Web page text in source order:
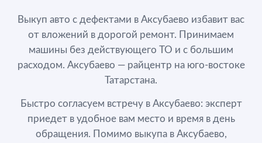
Выкуп авто с дефектами в Аксубаево избавит вас
от вложений в дорогой ремонт. Принимаем
машины без действующего ТО и с большим
расходом. Аксубаево — райцентр на юго-востоке
Татарстана.
Быстро согласуем встречу в Аксубаево: эксперт
приедет в удобное вам место и время в день
обращения. Помимо выкупа в Аксубаево,